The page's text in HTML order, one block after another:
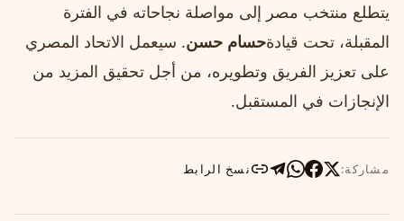
يتطلع منتخب مصر إلى مواصلة نجاحاته في الفترة
المقبلة، تحت قيادةحسام حسن. سيعمل الاتحاد المصري
على تعزيز الفريق وتطويره، من أجل تحقيق المزيد من
الإنجازات في المستقبل.
مشاركة: نسخ الرابط